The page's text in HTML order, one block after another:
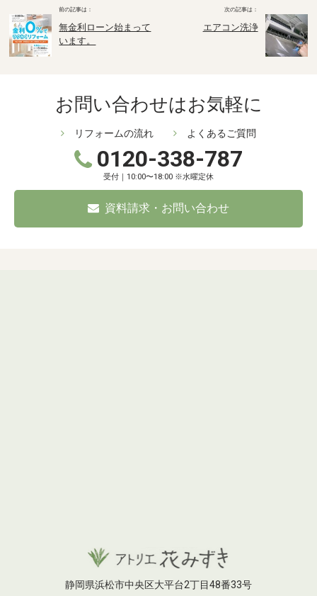
無金利ローン始まって
います。
エアコン洗浄
お問い合わせはお気軽に
リフォームの流れ よくあるご質問
0120-338-787
受付｜10:00〜18:00 ※水曜定休
資料請求・お問い合わせ
静岡県浜松市中央区大平台2丁目48番33号